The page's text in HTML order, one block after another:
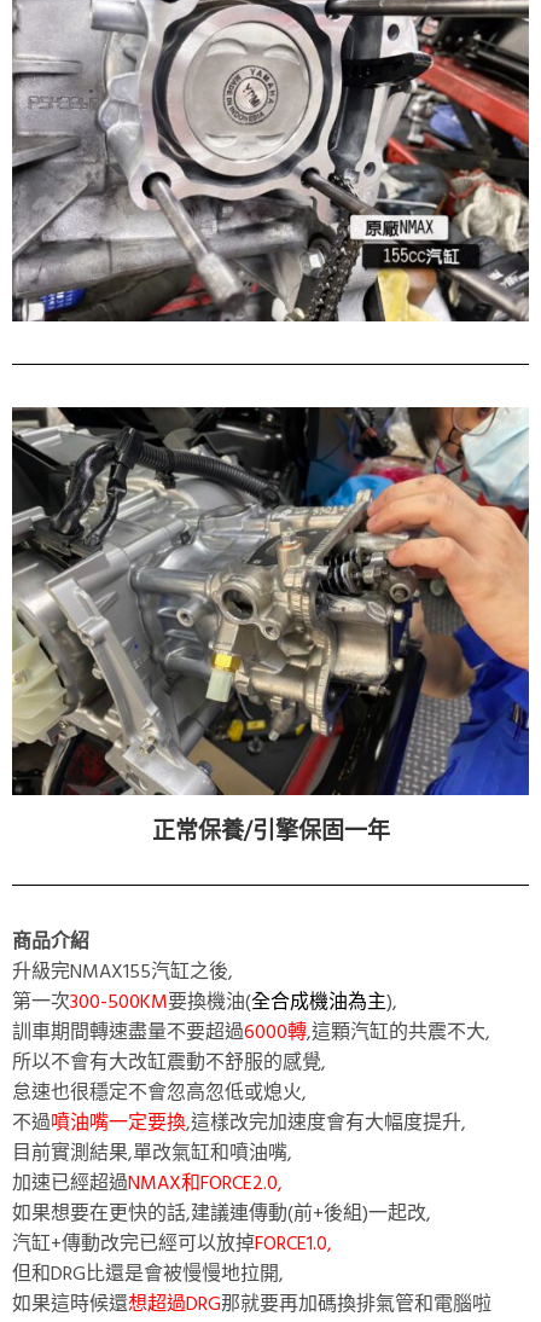
正常保養/引擎保固一年
商品介紹
升級完NMAX155汽缸之後,
第一次300-500KM要換機油(全合成機油為主),
訓車期間轉速盡量不要超過6000轉,這顆汽缸的共震不大,
所以不會有大改缸震動不舒服的感覺,
怠速也很穩定不會忽高忽低或熄火,
不過噴油嘴一定要換,這樣改完加速度會有大幅度提升,
目前實測結果,單改氣缸和噴油嘴,
加速已經超過NMAX和FORCE2.0,
如果想要在更快的話,建議連傳動(前+後組)一起改,
汽缸+傳動改完已經可以放掉FORCE1.0,
但和DRG比還是會被慢慢地拉開,
如果這時候還想超過DRG那就要再加碼換排氣管和電腦啦